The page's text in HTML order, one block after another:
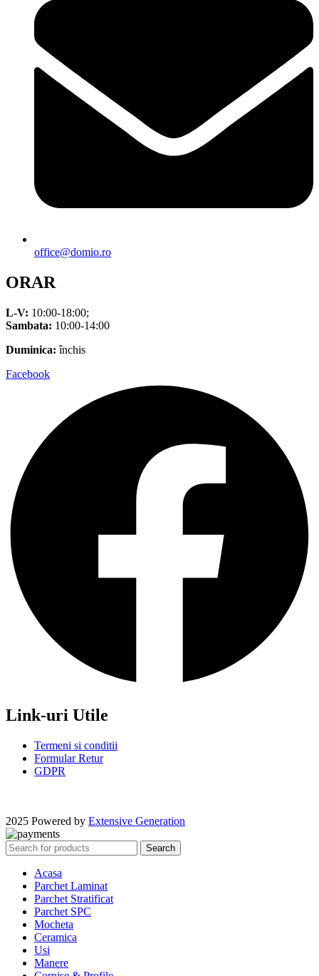
office@domio.ro
ORAR
L-V: 10:00-18:00;
Sambata: 10:00-14:00
Duminica: închis
Facebook
Link-uri Utile
Termeni si conditii
Formular Retur
GDPR
2025 Powered by Extensive Generation
Search
Acasa
Parchet Laminat
Parchet Stratificat
Parchet SPC
Mocheta
Ceramica
Usi
Manere